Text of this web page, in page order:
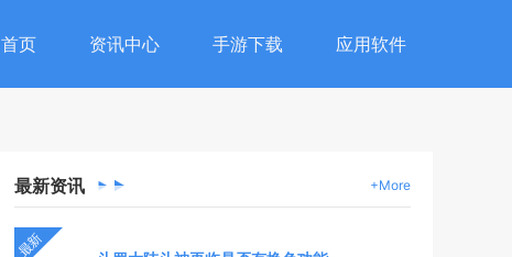
首页 资讯中心 手游下载 应用软件
最新资讯 +More
最新